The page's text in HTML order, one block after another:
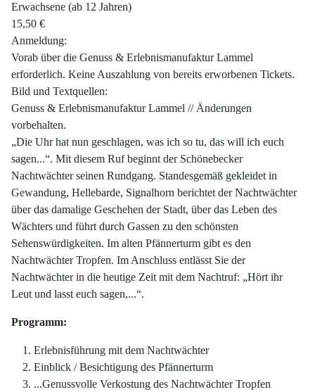
Erwachsene (ab 12 Jahren)
15,50 €
Anmeldung:
Vorab über die Genuss & Erlebnismanufaktur Lammel
erforderlich. Keine Auszahlung von bereits erworbenen Tickets.
Bild und Textquellen:
Genuss & Erlebnismanufaktur Lammel // Änderungen
vorbehalten.
„Die Uhr hat nun geschlagen, was ich so tu, das will ich euch
sagen...“. Mit diesem Ruf beginnt der Schönebecker
Nachtwächter seinen Rundgang. Standesgemäß gekleidet in
Gewandung, Hellebarde, Signalhorn berichtet der Nachtwächter
über das damalige Geschehen der Stadt, über das Leben des
Wächters und führt durch Gassen zu den schönsten
Sehenswürdigkeiten. Im alten Pfännerturm gibt es den
Nachtwächter Tropfen. Im Anschluss entlässt Sie der
Nachtwächter in die heutige Zeit mit dem Nachtruf: „Hört ihr
Leut und lasst euch sagen,...“.
Programm:
Erlebnisführung mit dem Nachtwächter
Einblick / Besichtigung des Pfännerturm
...Genussvolle Verkostung des Nachtwächter Tropfen